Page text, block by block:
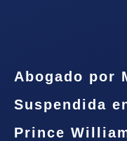
Abogado por
Suspendida
Prince